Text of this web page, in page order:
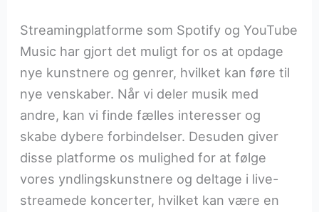
Streamingplatforme som Spotify og YouTube
Music har gjort det muligt for os at opdage
nye kunstnere og genrer, hvilket kan føre til
nye venskaber. Når vi deler musik med
andre, kan vi finde fælles interesser og
skabe dybere forbindelser. Desuden giver
disse platforme os mulighed for at følge
vores yndlingskunstnere og deltage i live-
streamede koncerter, hvilket kan være en